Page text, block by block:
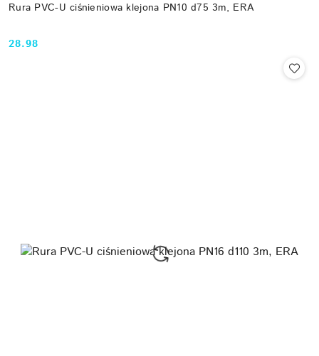
Rura PVC-U ciśnieniowa klejona PN10 d75 3m, ERA
Cena:
28.98